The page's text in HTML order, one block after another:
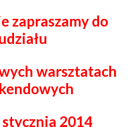
zapraszamy do
warsztatach
stycznia 2014